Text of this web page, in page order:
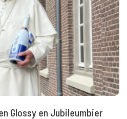
Glossy en Jubileumbier